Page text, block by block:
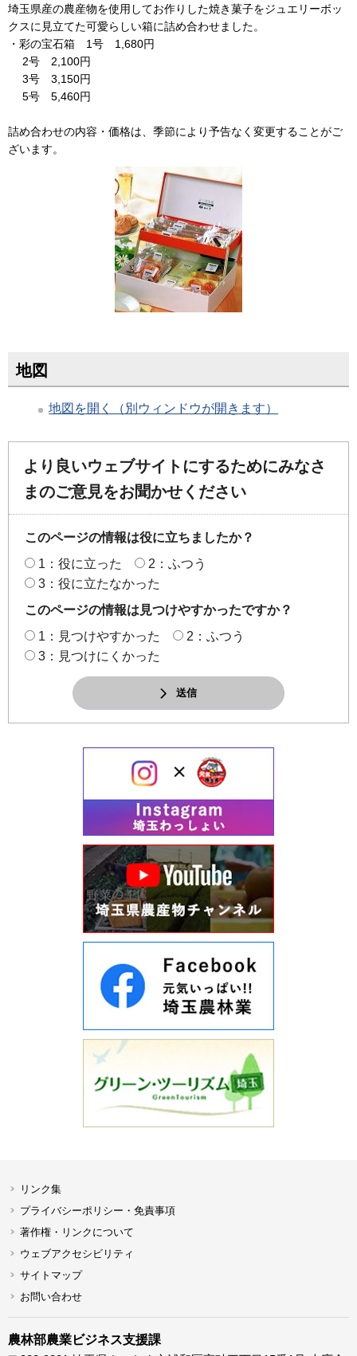
埼玉県産の農産物を使用してお作りした焼き菓子をジュエリーボッ
クスに見立てた可愛らしい箱に詰め合わせました。
・彩の宝石箱 1号 1,680円
2号 2,100円
3号 3,150円
5号 5,460円
詰め合わせの内容・価格は、季節により予告なく変更することがご
ざいます。
地図
地図を開く（別ウィンドウが開きます）
より良いウェブサイトにするためにみなさ
まのご意見をお聞かせください
このページの情報は役に立ちましたか？
1：役に立った
2：ふつう
3：役に立たなかった
このページの情報は見つけやすかったですか？
1：見つけやすかった
2：ふつう
3：見つけにくかった
送信
リンク集
プライバシーポリシー・免責事項
著作権・リンクについて
ウェブアクセシビリティ
サイトマップ
お問い合わせ
農林部農業ビジネス支援課